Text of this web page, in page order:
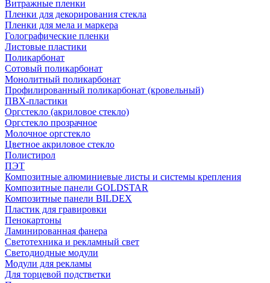
Витражные пленки
Пленки для декорирования стекла
Пленки для мела и маркера
Голографические пленки
Листовые пластики
Поликарбонат
Сотовый поликарбонат
Монолитный поликарбонат
Профилированный поликарбонат (кровельный)
ПВХ-пластики
Оргстекло (акриловое стекло)
Оргстекло прозрачное
Молочное оргстекло
Цветное акриловое стекло
Полистирол
ПЭТ
Композитные алюминиевые листы и системы крепления
Композитные панели GOLDSTAR
Композитные панели BILDEX
Пластик для гравировки
Пенокартоны
Ламинированная фанера
Светотехника и рекламный свет
Светодиодные модули
Модули для рекламы
Для торцевой подстветки